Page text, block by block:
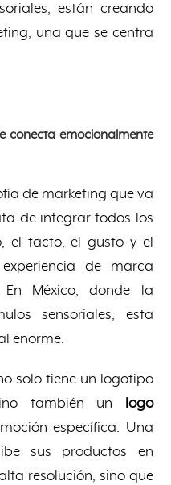
están creando
una que se centra
conecta emocionalmente
de marketing que va
de integrar todos los
el tacto, el gusto y el
de marca
México, donde la
sensoriales, esta
enorme.
solo tiene un logotipo
también un logo
específica. Una
sus productos en
resolución, sino que